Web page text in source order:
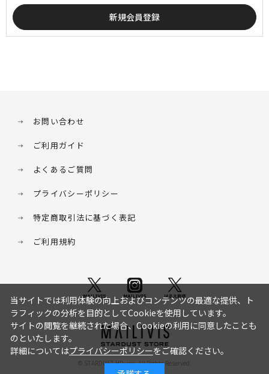
お問い合わせ
ご利用ガイド
よくあるご質問
プライバシーポリシー
特定商取引法に基づく表記
ご利用規約
© STARDUST HD. inc. All Rights Reserved.
当サイトでは利用体験の向上およびコンテンツの最適な提供、ト
ラフィックの分析を目的としてCookieを使用しています。
サイトの閲覧を継続された場合、Cookieの利用に同意したことも
のといたします。
詳細についてはプライバシーポリシーをご確認ください。